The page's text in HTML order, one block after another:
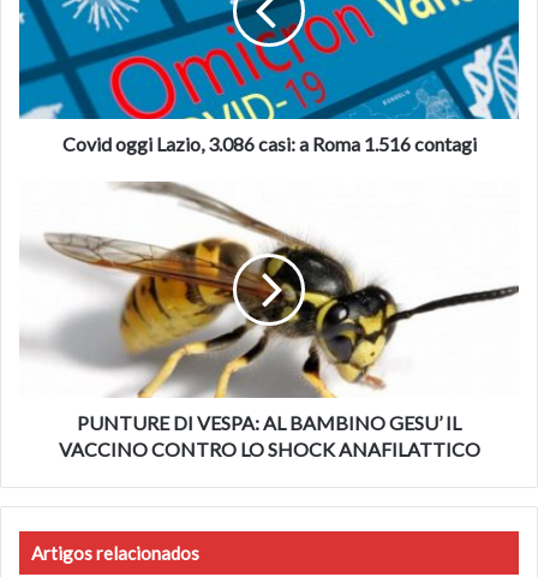
casi:
Roma
1.516
contagi
Covid oggi Lazio, 3.086 casi: a Roma 1.516 contagi
VESPA:
AL
GESU’
VACCINO
SHOCK
PUNTURE DI VESPA: AL BAMBINO GESU’ IL
VACCINO CONTRO LO SHOCK ANAFILATTICO
Artigos relacionados